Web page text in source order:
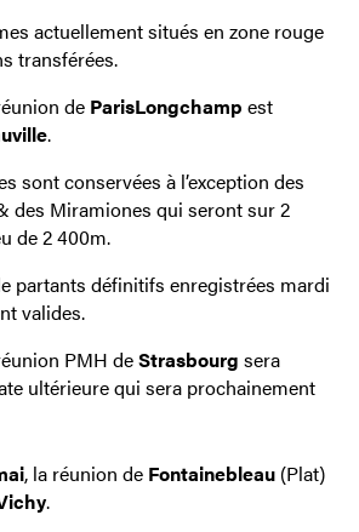
actuellement situés en zone rouge
transférées.
de ParisLongchamp est
.
sont conservées à l’exception des
des Miramiones qui seront sur 2
de 2 400m.
partants définitifs enregistrées mardi
valides.
PMH deStrasbourg sera
ultérieure qui sera prochainement
, la réunion de Fontainebleau(Plat)
.